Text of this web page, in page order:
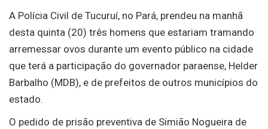
A Polícia Civil de Tucuruí, no Pará, prendeu na manhã
desta quinta (20) três homens que estariam tramando
arremessar ovos durante um evento público na cidade
que terá a participação do governador paraense, Helder
Barbalho (MDB), e de prefeitos de outros municípios do
estado.
O pedido de prisão preventiva de Simião Nogueira de